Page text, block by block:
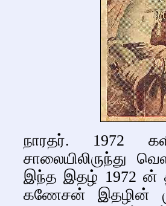
நாரதர். 1972
சாலையிலிருந்து
இந்த இதழ் 1972 ன்
கணேசன் இதழின்